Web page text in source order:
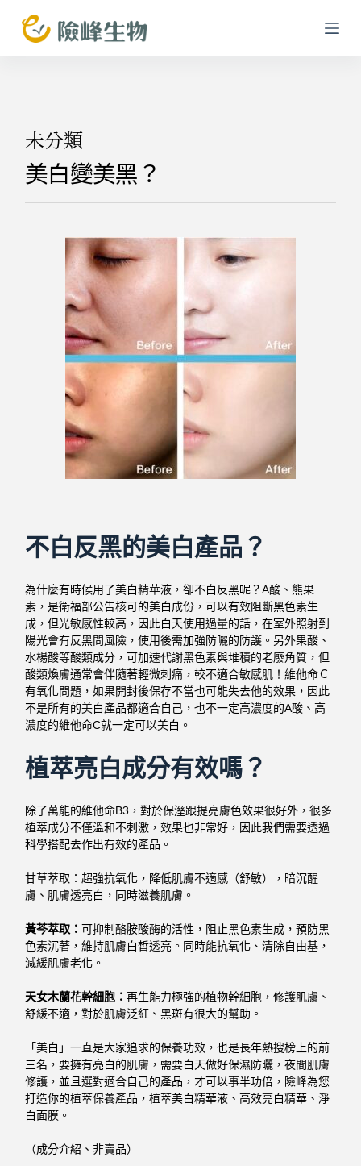
跳
至
未分類
美白變美黑？
不白反黑的美白產品？
為什麼有時候用了美白精華液，卻不白反黑呢？A酸、熊果
素，是衛福部公告核可的美白成份，可以有效阻斷黑色素生
成，但光敏感性較高，因此白天使用過量的話，在室外照射到
陽光會有反黑問風險，使用後需加強防曬的防護。另外果酸、
水楊酸等酸類成分，可加速代謝黑色素與堆積的老廢角質，但
酸類煥膚通常會伴隨著輕微刺痛，較不適合敏感肌！維他命Ｃ
有氧化問題，如果開封後保存不當也可能失去他的效果，因此
不是所有的美白產品都適合自己，也不一定高濃度的A酸、高
濃度的維他命C就一定可以美白。
植萃亮白成分有效嗎？
除了萬能的維他命B3，對於保溼跟提亮膚色效果很好外，很多
植萃成分不僅溫和不刺激，效果也非常好，因此我們需要透過
科學搭配去作出有效的產品。
甘草萃取：超強抗氧化，降低肌膚不適感（舒敏），暗沉醒
膚、肌膚透亮白，同時滋養肌膚。
黃芩萃取：可抑制酪胺酸酶的活性，阻止黑色素生成，預防黑
色素沉著，維持肌膚白皙透亮。同時能抗氧化、清除自由基，
減緩肌膚老化。
天女木蘭花幹細胞：再生能力極強的植物幹細胞，修護肌膚、
舒緩不適，對於肌膚泛紅、黑斑有很大的幫助。
「美白」一直是大家追求的保養功效，也是長年熱搜榜上的前
三名，要擁有亮白的肌膚，需要白天做好保濕防曬，夜間肌膚
修護，並且選對適合自己的產品，才可以事半功倍，險峰為您
打造你的植萃保養產品，植萃美白精華液、高效亮白精華、淨
白面膜 。
（成分介紹、非賣品）